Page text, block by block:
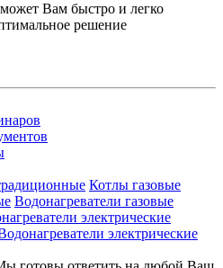
Вам быстро и легко
решение
Котлы газовые
Водонагреватели газовые
электрические
электрические